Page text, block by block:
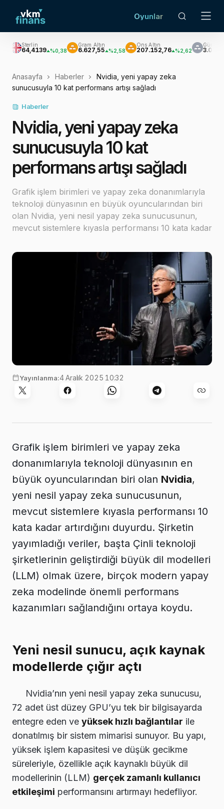
Oyunlar
%0,38
Gram Altın
6.627,55 %2,58
Ons Altın
207.152,76 %2,62 3.033,47 %3,60
Anasayfa Haberler
Nvidia, yeni yapay zeka
sunucusuyla 10 kat performans artışı sağladı
Haberler
Nvidia, yeni yapay zeka
sunucusuyla 10 kat
performans artışı sağladı
Grafik işlem birimleri ve yapay zeka donanımlarıyla
teknoloji dünyasının en büyük oyuncularından biri
olan Nvidia, yeni nesil yapay zeka sunucusunun,
mevcut sistemlere kıyasla performansı 10 kata kadar
Yayınlanma:4 Aralık 2025 10:32
Grafik işlem birimleri ve yapay zeka
donanımlarıyla teknoloji dünyasının en
büyük oyuncularından biri olan Nvidia,
yeni nesil yapay zeka sunucusunun,
mevcut sistemlere kıyasla performansı 10
kata kadar artırdığını duyurdu. Şirketin
yayımladığı veriler, başta Çinli teknoloji
şirketlerinin geliştirdiği büyük dil modelleri
(LLM) olmak üzere, birçok modern yapay
zeka modelinde önemli performans
kazanımları sağlandığını ortaya koydu.
Yeni nesil sunucu, açık kaynak
modellerde çığır açtı
Nvidia’nın yeni nesil yapay zeka sunucusu,
72 adet üst düzey GPU’yu tek bir bilgisayarda
entegre eden ve yüksek hızlı bağlantılar ile
donatılmış bir sistem mimarisi sunuyor. Bu yapı,
yüksek işlem kapasitesi ve düşük gecikme
süreleriyle, özellikle açık kaynaklı büyük dil
modellerinin (LLM) gerçek zamanlı kullanıcı
etkileşimi performansını artırmayı hedefliyor.